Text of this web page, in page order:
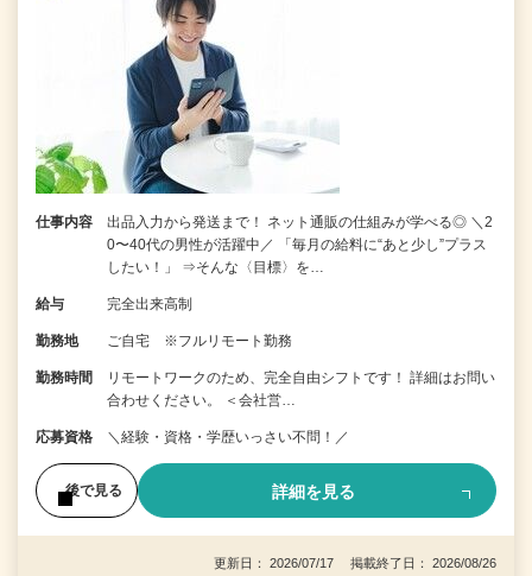
仕事内容
出品入力から発送まで！ ネット通販の仕組みが学べる◎ ＼2
0〜40代の男性が活躍中／ 「毎月の給料に“あと少し”プラス
したい！」 ⇒そんな〈目標〉を…
給与 完全出来高制
勤務地 ご自宅 ※フルリモート勤務
勤務時間
リモートワークのため、完全自由シフトです！ 詳細はお問い
合わせください。 ＜会社営…
応募資格 ＼経験・資格・学歴いっさい不問！／
後で見る 詳細を見る
更新日： 2026/07/17 掲載終了日： 2026/08/26